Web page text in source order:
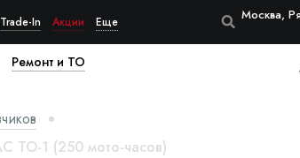
Trade-In Акции Еще Москва,
Ремонт и ТО
ТО-1 (250 мото-часов)